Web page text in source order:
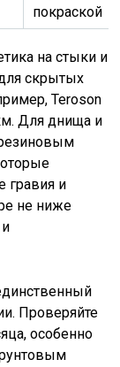
покраской
на стыки и
скрытых
Teroson
Для днища и
гравия и
не ниже
Проверяйте
особенно